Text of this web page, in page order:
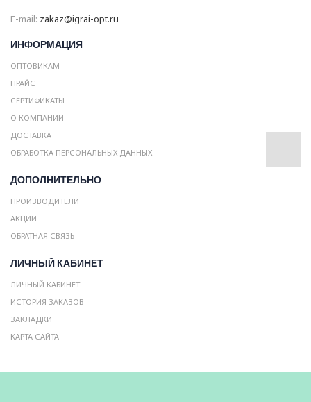
E-mail: zakaz@igrai-opt.ru
ИНФОРМАЦИЯ
ОПТОВИКАМ
ПРАЙС
СЕРТИФИКАТЫ
О КОМПАНИИ
ДОСТАВКА
ОБРАБОТКА ПЕРСОНАЛЬНЫХ ДАННЫХ
ДОПОЛНИТЕЛЬНО
ПРОИЗВОДИТЕЛИ
АКЦИИ
ОБРАТНАЯ СВЯЗЬ
ЛИЧНЫЙ КАБИНЕТ
ЛИЧНЫЙ КАБИНЕТ
ИСТОРИЯ ЗАКАЗОВ
ЗАКЛАДКИ
КАРТА САЙТА